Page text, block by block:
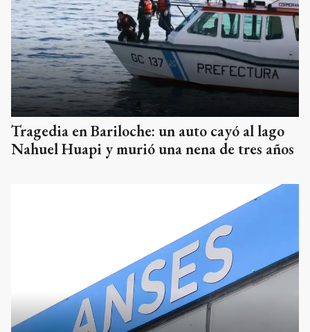
Tragedia en Bariloche: un auto cayó al lago
Nahuel Huapi y murió una nena de tres años